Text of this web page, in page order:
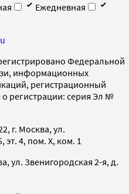
Ежедневная
Федеральной
информационных
регистрационный
регистрации: серия Эл №
г. Москва, ул.
эт. 4, пом. X, ком. 1
ул. Звенигородская 2-я, д.